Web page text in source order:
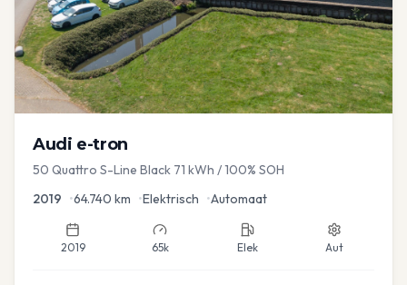
Audi e-tron
50 Quattro S-Line Black 71 kWh / 100% SOH
2019 •64.740 km •Elektrisch •Automaat
2019 65k Elek Aut